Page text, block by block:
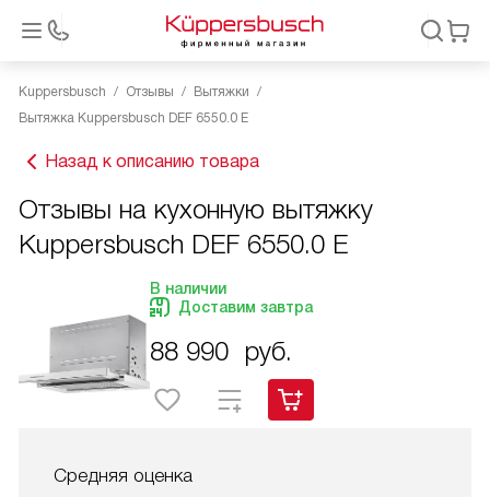
Kuppersbusch Отзывы
Вытяжки
Вытяжка Kuppersbusch DEF 6550.0 E
Назад к описанию товара
Отзывы на кухонную вытяжку
Kuppersbusch DEF 6550.0 E
В наличии
Доставим завтра
88 990 руб.
Средняя оценка